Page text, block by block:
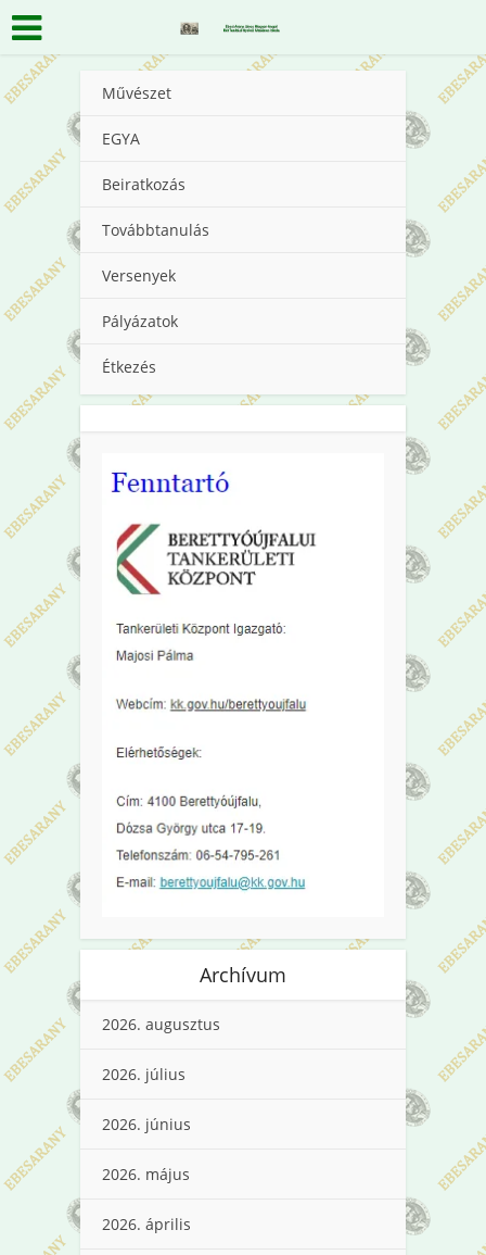
Művészet
EGYA
Beiratkozás
Továbbtanulás
Versenyek
Pályázatok
Étkezés
Archívum
2026. augusztus
2026. július
2026. június
2026. május
2026. április